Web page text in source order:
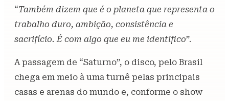
“Também dizem que é o planeta que representa o
trabalho duro, ambição, consistência e
sacrifício. É com algo que eu me identifico”.
A passagem de “Saturno”, o disco, pelo Brasil
chega em meio à uma turnê pelas principais
casas e arenas do mundo e, conforme o show